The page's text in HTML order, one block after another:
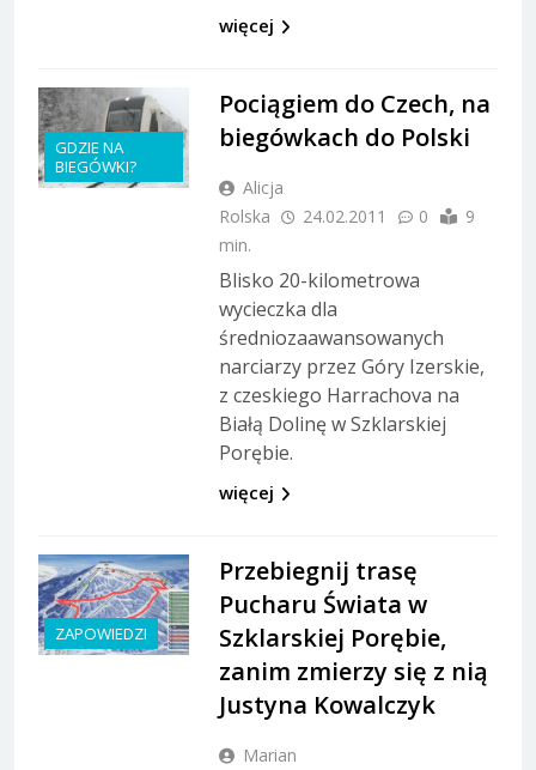
więcej
GDZIE NA
BIEGÓWKI?
Pociągiem do Czech, na
biegówkach do Polski
Alicja
Rolska
24.02.2011 0
9
min.
Blisko 20-kilometrowa
wycieczka dla
średniozaawansowanych
narciarzy przez Góry Izerskie,
z czeskiego Harrachova na
Białą Dolinę w Szklarskiej
Porębie.
więcej
ZAPOWIEDZI
Przebiegnij trasę
Pucharu Świata w
Szklarskiej Porębie,
zanim zmierzy się z nią
Justyna Kowalczyk
Marian